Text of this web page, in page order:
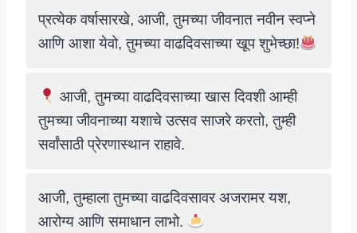
प्रत्येक वर्षासारखे, आजी, तुमच्या जीवनात नवीन स्वप्ने
आणि आशा येवो, तुमच्या वाढदिवसाच्या खूप शुभेच्छा!
आजी, तुमच्या वाढदिवसाच्या खास दिवशी आम्ही
तुमच्या जीवनाच्या यशाचे उत्सव साजरे करतो, तुम्ही
सर्वांसाठी प्रेरणास्थान राहावे.
आजी, तुम्हाला तुमच्या वाढदिवसावर अजरामर यश,
आरोग्य आणि समाधान लाभो.